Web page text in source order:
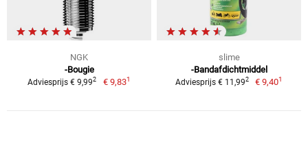
NGK
-Bougie
Adviesprijs € 9,992 € 9,831
slime
-Bandafdichtmiddel
Adviesprijs € 11,992 € 9,401